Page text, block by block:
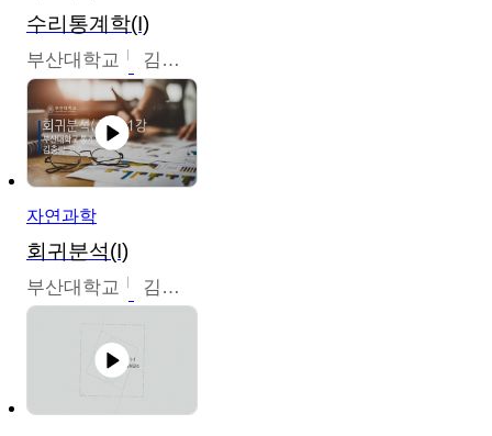
수리통계학(I)
부산대학교 김충락
자연과학
회귀분석(I)
부산대학교 김충락